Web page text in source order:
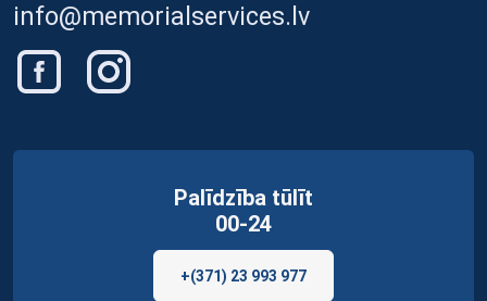
info@memorialservices.lv
Palīdzība tūlīt
00-24
+(371) 23 993 977